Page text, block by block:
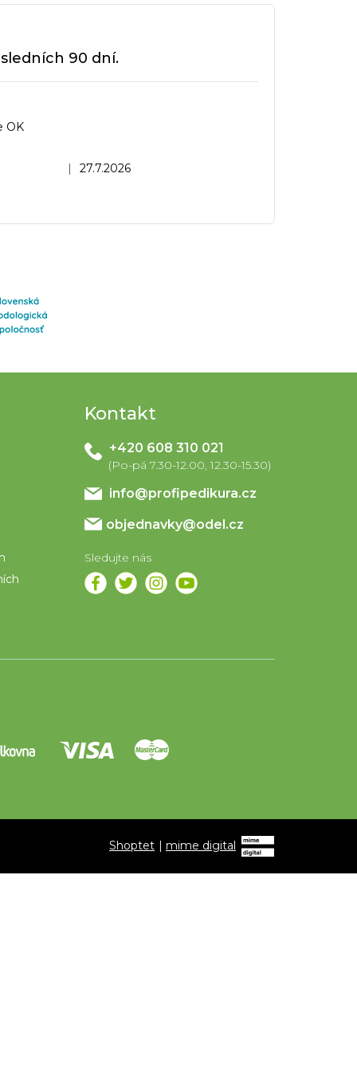
90 dní.
obchodu je 5 z 5 hvězdiček.
| 27.7.2026
OK
Kontakt
info@profipedikura.cz
+420 608 310 021
objednavky@odel.cz
Shoptet | mime digital